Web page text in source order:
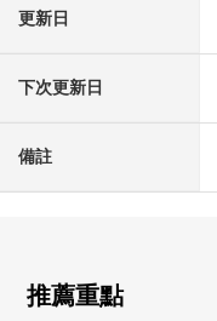
更新日
下次更新日
備註
推薦重點